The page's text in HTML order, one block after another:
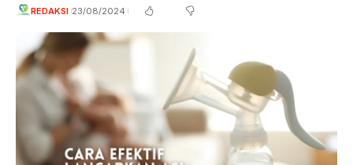
REDAKSI 23/08/2024